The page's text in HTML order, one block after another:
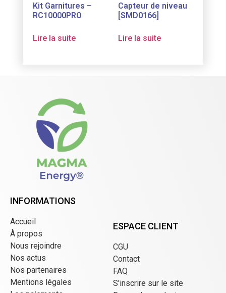
Kit Garnitures –
RC10000PRO
Lire la suite
Capteur de niveau
[SMD0166]
Lire la suite
INFORMATIONS
Accueil
À propos
Nous rejoindre
Nos actus
Nos partenaires
Mentions légales
ESPACE CLIENT
CGU
Contact
FAQ
S'inscrire sur le site